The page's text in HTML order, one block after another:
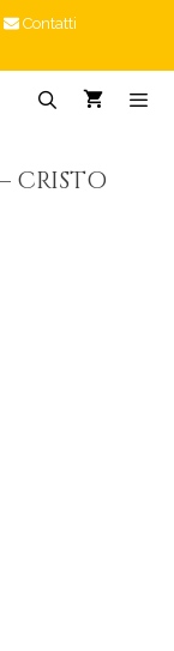
Contatti